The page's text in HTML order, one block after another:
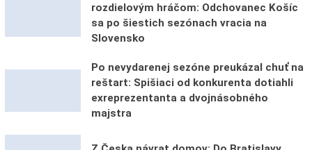
rozdielovým hráčom: Odchovanec Košíc
sa po šiestich sezónach vracia na
Slovensko
Po nevydarenej sezóne preukázal chuť na
reštart: Spišiaci od konkurenta dotiahli
exreprezentanta a dvojnásobného
majstra